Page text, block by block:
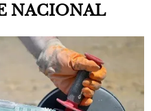
NACIONAL